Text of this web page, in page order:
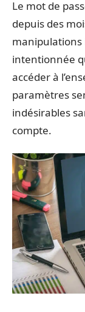
Le mot de
depuis des
manipulations
intentionnée
accéder à
paramètres
indésirables
compte.